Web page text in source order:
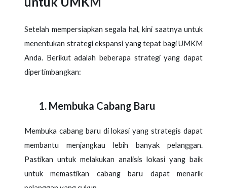
Setelah mempersiapkan segala hal, kini saatnya untuk
menentukan strategi ekspansi yang tepat bagi UMKM
Anda. Berikut adalah beberapa strategi yang dapat
dipertimbangkan:
Membuka Cabang Baru
Membuka cabang baru di lokasi yang strategis dapat
membantu menjangkau lebih banyak pelanggan.
Pastikan untuk melakukan analisis lokasi yang baik
untuk memastikan cabang baru dapat menarik